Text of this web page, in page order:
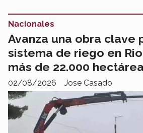
Avanza una obra clave
sistema de riego en
más de 22.000
Jose Casado
Nacionales
02/08/2026